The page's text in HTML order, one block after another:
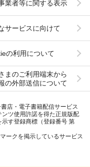
業者等に関する表示
サービスに向けて
の利用について
まのご利用端末から
の外部送信について
店・電子書籍配信サービス
ツ使用許諾を得た正規版配
す登録商標（登録番号 第
ークを掲示しているサービス